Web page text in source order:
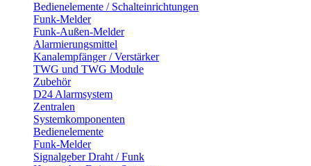
Bedienelemente / Schalteinrichtungen
Funk-Melder
Funk-Außen-Melder
Alarmierungsmittel
Kanalempfänger / Verstärker
TWG und TWG Module
Zubehör
D24 Alarmsystem
Zentralen
Systemkomponenten
Bedienelemente
Funk-Melder
Signalgeber Draht / Funk